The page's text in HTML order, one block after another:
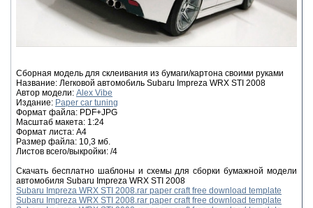
Сборная модель для склеивания из бумаги/картона своими руками
Название: Легковой автомобиль Subaru Impreza WRX STI 2008
Автор модели: Alex Vibe
Издание: Paper car tuning
Формат файла: PDF+JPG
Масштаб макета: 1:24
Формат листа: А4
Размер файла: 10,3 мб.
Листов всего/выкройки: /4
Скачать бесплатно шаблоны и схемы для сборки бумажной модели
автомобиля Subaru Impreza WRX STI 2008
Subaru Impreza WRX STI 2008.rar paper craft free download template
Subaru Impreza WRX STI 2008.rar paper craft free download template